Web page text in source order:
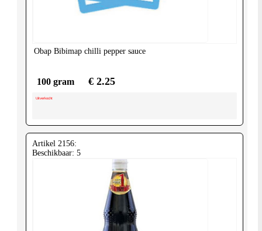
Obap Bibimap chilli pepper sauce
100 gram € 2.25
Uitverkocht
Artikel 2156:
Beschikbaar: 5